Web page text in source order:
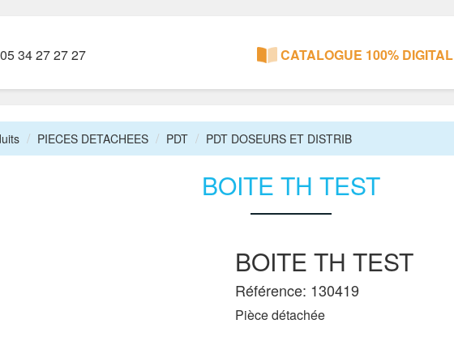
34 27 27 27 CATALOGUE 100% DIGITAL
PIECES DETACHEES PDT PDT DOSEURS ET DISTRIB
BOITE TH TEST
BOITE TH TEST
Référence: 130419
Pièce détachée